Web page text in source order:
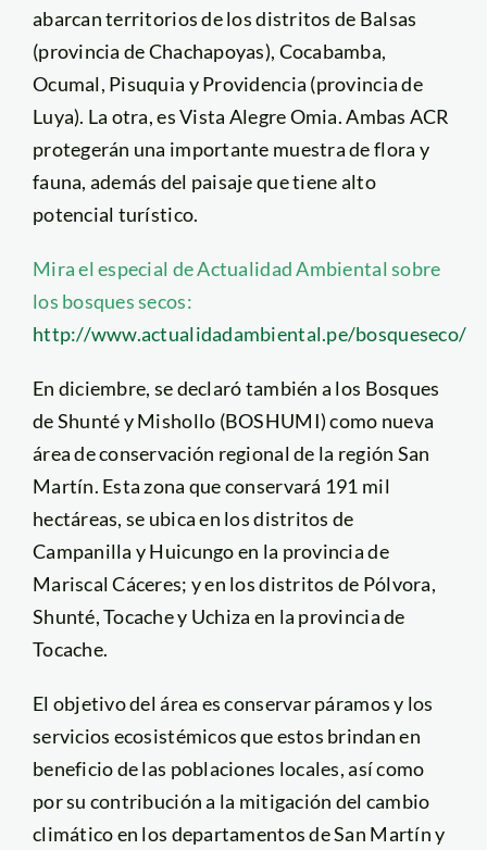
abarcan territorios de los distritos de Balsas
(provincia de Chachapoyas), Cocabamba,
Ocumal, Pisuquia y Providencia (provincia de
Luya). La otra, es Vista Alegre Omia. Ambas ACR
protegerán una importante muestra de flora y
fauna, además del paisaje que tiene alto
potencial turístico.
Mira el especial de Actualidad Ambiental sobre
los bosques secos:
http://www.actualidadambiental.pe/bosqueseco/
En diciembre, se declaró también a los Bosques
de Shunté y Mishollo (BOSHUMI) como nueva
área de conservación regional de la región San
Martín. Esta zona que conservará 191 mil
hectáreas, se ubica en los distritos de
Campanilla y Huicungo en la provincia de
Mariscal Cáceres; y en los distritos de Pólvora,
Shunté, Tocache y Uchiza en la provincia de
Tocache.
El objetivo del área es conservar páramos y los
servicios ecosistémicos que estos brindan en
beneficio de las poblaciones locales, así como
por su contribución a la mitigación del cambio
climático en los departamentos de San Martín y